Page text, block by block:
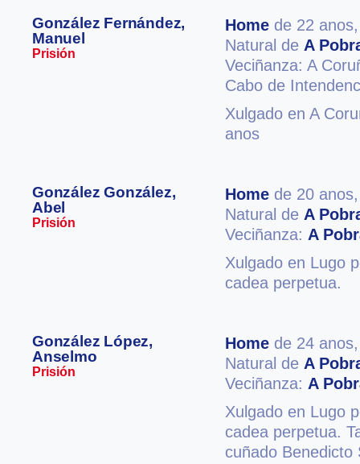
González Fernández,
Manuel
Prisión
Home de 22
Natural de A
Veciñanza: A
Cabo de
Xulgado en A
anos
González González,
Abel
Prisión
Home de 20
Natural de A
Veciñanza: A
Xulgado en Lugo
cadea perpetua.
González López,
Anselmo
Prisión
Home de 24
Natural de A
Veciñanza: A
Xulgado en Lugo
cadea perpetua.
cuñado Benedicto